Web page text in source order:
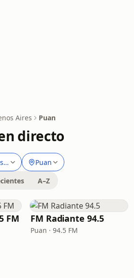
Aires Puan
directo
Aires Puan
A–Z
FM FM Radiante 94.5
Puan · 94.5 FM